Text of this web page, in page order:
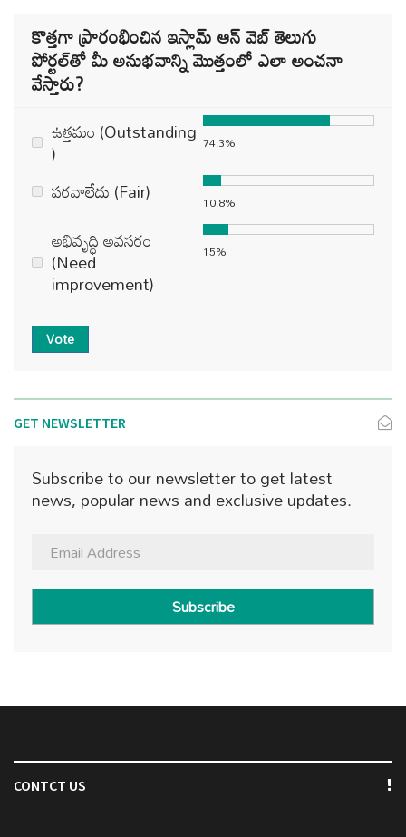
కొత్తగా ప్రారంభించిన ఇస్లామ్ ఆన్ వెబ్ తెలుగు
పోర్టల్‌తో మీ అనుభవాన్ని మొత్తంలో ఎలా అంచనా
వేస్తారు?
ఉత్తమం (Outstanding
) 74.3%
పరవాలేదు (Fair) 10.8%
అభివృద్ధి అవసరం
(Need
improvement)
15%
Vote
GET NEWSLETTER
Subscribe to our newsletter to get latest
news, popular news and exclusive updates.
Subscribe
CONTCT US